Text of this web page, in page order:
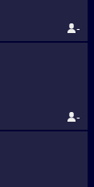
-
-